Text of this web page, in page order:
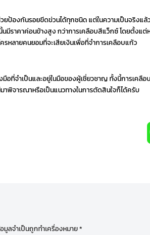
ยป้องกันรอยขีดข่วนได้ทุกชนิด แต่ในความเป็นจริงแ
นมีราคาค่อนข้างสูง กว่าการเคลือบสีแว็กซ์ โดยตั้งแ
หลายคนยอมที่จะเสียเงินเพื่อที่จำการเคลือบแก้ว
มือที่จำเป็นและอยู่ในมือของผู้เชี่ยวชาญ ทั้งนี้การเค
าพิจารณาหรือเป็นแนวทางในการตัดสินใจก็ได้ครับ
มูลจำเป็นถูกทำเครื่องหมาย*